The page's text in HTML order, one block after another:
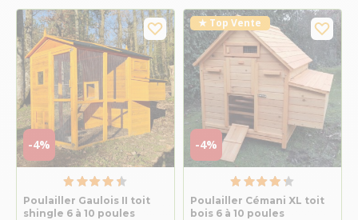
-4%
Poulailler Gaulois II toit
shingle 6 à 10 poules
★ Top Vente
-4%
Poulailler Cémani XL toit
bois 6 à 10 poules